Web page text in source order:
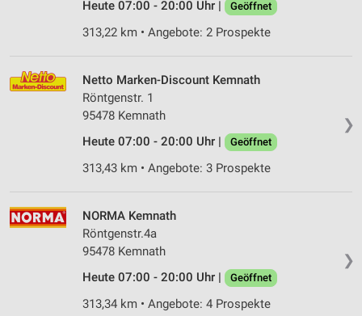
Heute 07:00 - 20:00 Uhr |
Geöffnet
313,22 km • Angebote: 2 Prospekte
❯
Netto Marken-Discount Kemnath
Röntgenstr. 1
95478 Kemnath
Heute 07:00 - 20:00 Uhr |
Geöffnet
313,43 km • Angebote: 3 Prospekte
❯
NORMA Kemnath
Röntgenstr.4a
95478 Kemnath
Heute 07:00 - 20:00 Uhr |
Geöffnet
313,34 km • Angebote: 4 Prospekte